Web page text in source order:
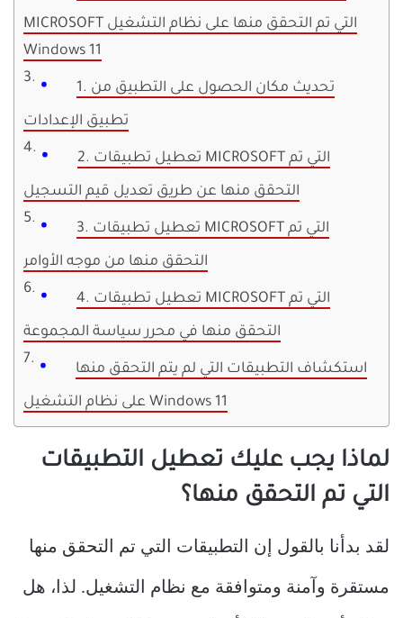
MICROSOFT التي تم التحقق منها على نظام التشغيل
Windows 11
1. تحديث مكان الحصول على التطبيق من
تطبيق الإعدادات
2. تعطيل تطبيقات MICROSOFT التي تم
التحقق منها عن طريق تعديل قيم التسجيل
3. تعطيل تطبيقات MICROSOFT التي تم
التحقق منها من موجه الأوامر
4. تعطيل تطبيقات MICROSOFT التي تم
التحقق منها في محرر سياسة المجموعة
استكشاف التطبيقات التي لم يتم التحقق منها
على نظام التشغيل Windows 11
لماذا يجب عليك تعطيل التطبيقات
التي تم التحقق منها؟
لقد بدأنا بالقول إن التطبيقات التي تم التحقق منها
مستقرة وآمنة ومتوافقة مع نظام التشغيل. لذا، هل